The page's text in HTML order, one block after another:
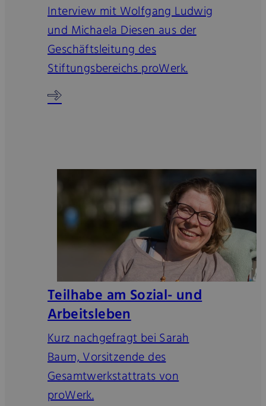
Interview mit Wolfgang Ludwig
und Michaela Diesen aus der
Geschäftsleitung des
Stiftungsbereichs proWerk.
Teilhabe am Sozial- und
Arbeitsleben
Kurz nachgefragt bei Sarah
Baum, Vorsitzende des
Gesamtwerkstattrats von
proWerk.